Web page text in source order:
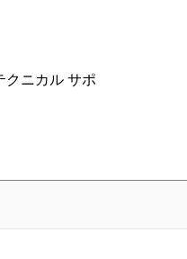
ニカル サポ